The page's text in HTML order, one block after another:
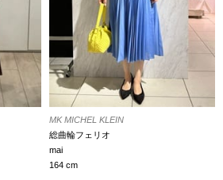
MK MICHEL KLEIN
総曲輪フェリオ
mai
164 cm